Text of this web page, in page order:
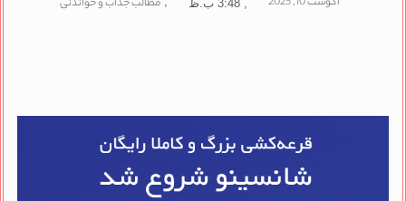
3:48 ب.ظ مطالب جذاب و خواندنی